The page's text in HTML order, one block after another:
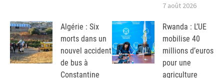
7 août 2026
Algérie : Six
morts dans un
nouvel accident
de bus à
Constantine
Rwanda : L’UE
mobilise 40
millions d’euros
pour une
agriculture